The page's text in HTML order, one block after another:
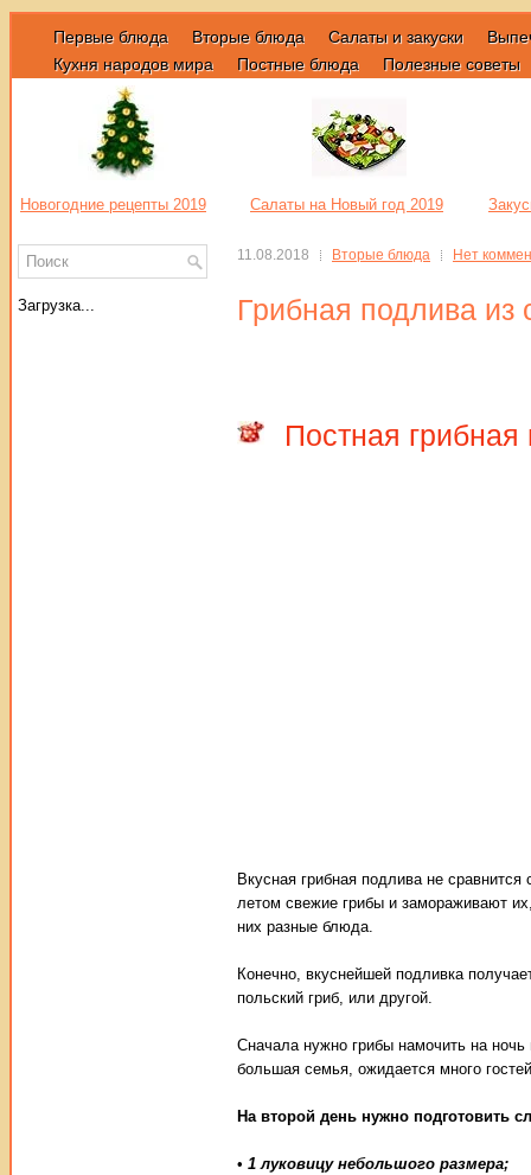
Первые блюда Вторые блюда Салаты и закуски
Кухня народов мира
Постные блюда Полезные советы
Новогодние рецепты 2019 Салаты на Новый год 2019
11.08.2018 Вторые блюда Нет
Грибная подлива из
Постная
Вкусная грибная подлива не
летом свежие грибы и замораживают
них разные блюда.
Конечно, вкуснейшей подливка
польский гриб, или другой.
Сначала нужно грибы намочить на
большая семья, ожидается много
На второй день нужно подготовить
• 1 луковицу небольшого размера;
Загрузка...